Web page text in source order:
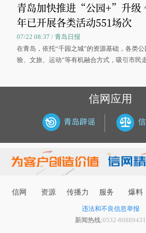
青岛加快推进“公园+”升级
年已开展各类活动551场次
07/22 08:37 / 青岛日报
在青岛，依托“千园之城”的资源基础，各类
验、文旅、运动”等有机融合方式，吸引市民
信网应用
信网 资源 传播力 服务 爆料
违法和不良信息举报
新闻热线:0532-80889431